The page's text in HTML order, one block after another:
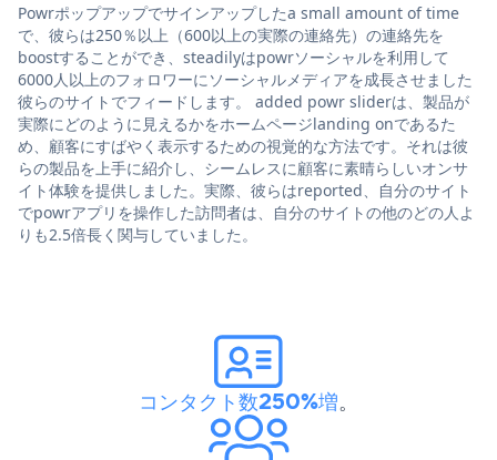
Powrポップアップでサインアップしたa small amount of time
で、彼らは250％以上（600以上の実際の連絡先）の連絡先を
boostすることができ、steadilyはpowrソーシャルを利用して
6000人以上のフォロワーにソーシャルメディアを成長させました
彼らのサイトでフィードします。 added powr sliderは、製品が
実際にどのように見えるかをホームページlanding onであるた
め、顧客にすばやく表示するための視覚的な方法です。それは彼
らの製品を上手に紹介し、シームレスに顧客に素晴らしいオンサ
イト体験を提供しました。実際、彼らはreported、自分のサイト
でpowrアプリを操作した訪問者は、自分のサイトの他のどの人よ
りも2.5倍長く関与していました。
コンタクト数250%増。